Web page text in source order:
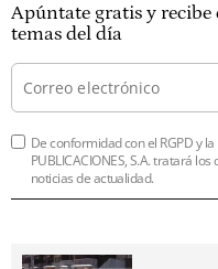
Apúntate gratis y recibe
temas del día
De conformidad con el RGPD y la
PUBLICACIONES, S.A. tratará
noticias de actualidad.